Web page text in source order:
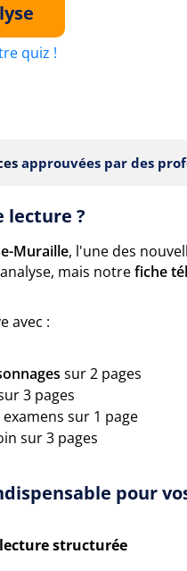
quiz !
approuvées par des
lecture ?
Muraille, l'une des
mais notrefiche
avec :
sur 2 pages
3 pages
sur 1 page
sur 3 pages
pour
structurée